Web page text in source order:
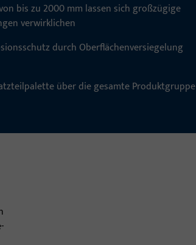
bis zu 2000 mm lassen sich großzügige
verwirklichen
durch Oberflächenversiegelung
über die gesamte Produktgruppe